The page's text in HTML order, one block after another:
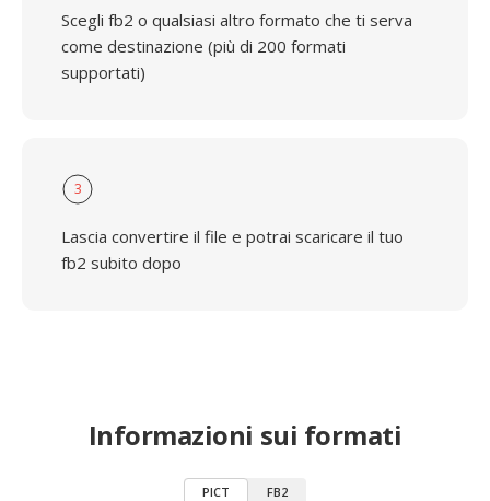
Scegli fb2 o qualsiasi altro formato che ti serva
come destinazione (più di 200 formati
supportati)
3
Lascia convertire il file e potrai scaricare il tuo
fb2 subito dopo
Informazioni sui formati
PICT FB2